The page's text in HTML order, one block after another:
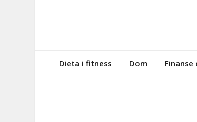
Dieta i fitness Dom